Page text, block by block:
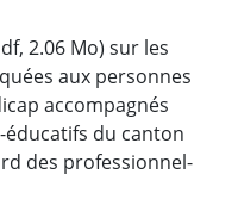
2.06 Mo) sur les
aux personnes
accompagnés
du canton
des professionnel-